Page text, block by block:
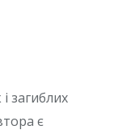
загиблих
є